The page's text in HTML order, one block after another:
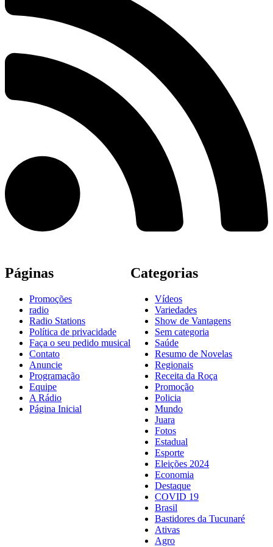
Páginas
Promoções
radio
Radio Stations
Política de privacidade
Faça o seu pedido musical
Contato
Anuncie
Programação
Equipe
A Rádio
Página Inicial
Categorias
Vídeos
Variedades
Show de Vantagens
Sem categoria
Saúde
Resumo de Novelas
Regionais
Receita da Roça
Promoção
Policia
Mundo
Juara
Fotos
Estadual
Esporte
Eleições 2024
Economia
Destaque
COVID 19
Brasil
Bastidores da Tucunaré
Ativas
Agro